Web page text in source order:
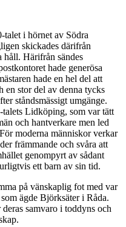
i hörnet av Södra
skickades därifrån
håll. Härifrån sändes
hade generösa
hade en hel del att
en stor del av denna tycks
ståndsmässigt umgänge.
talets Lidköping, som var tätt
och hantverkare men led
moderna människor verkar
främmande och svåra att
genompyrt av sådant
ett barn av sin tid.
på vänskaplig fot med var
ägde Björksäter i Råda.
samvaro i toddyns och